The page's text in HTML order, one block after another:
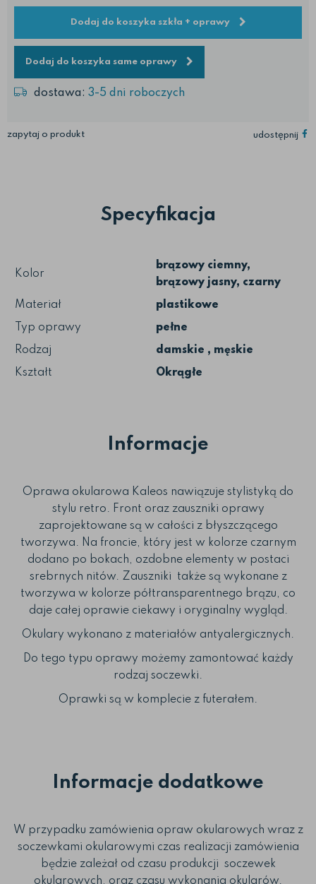
Dodaj do koszyka szkła + oprawy
Dodaj do koszyka same oprawy
dostawa: 3-5 dni roboczych
zapytaj o produkt udostępnij
Specyfikacja
Kolor
brązowy ciemny,
brązowy jasny, czarny
Materiał
plastikowe
Typ oprawy
pełne
Rodzaj
damskie , męskie
Kształt
Okrągłe
Informacje
Oprawa okularowa Kaleos nawiązuje stylistyką do
stylu retro. Front oraz zauszniki oprawy
zaprojektowane są w całości z błyszczącego
tworzywa. Na froncie, który jest w kolorze czarnym
dodano po bokach, ozdobne elementy w postaci
srebrnych nitów. Zauszniki także są wykonane z
tworzywa w kolorze półtransparentnego brązu, co
daje całej oprawie ciekawy i oryginalny wygląd.
Okulary wykonano z materiałów antyalergicznych.
Do tego typu oprawy możemy zamontować każdy
rodzaj soczewki.
Oprawki są w komplecie z futerałem.
Informacje dodatkowe
W przypadku zamówienia opraw okularowych wraz z
soczewkami okularowymi czas realizacji zamówienia
będzie zależał od czasu produkcji soczewek
okularowych, oraz czasu wykonania okularów.